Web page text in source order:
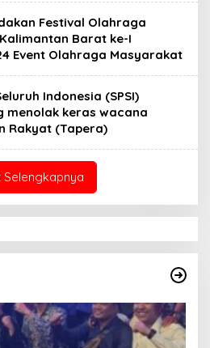
Festival Olahraga
Barat ke-I
Event Olahraga Masyarakat
Indonesia (SPSI)
menolak keras wacana
Rakyat (Tapera)
Selengkapnya